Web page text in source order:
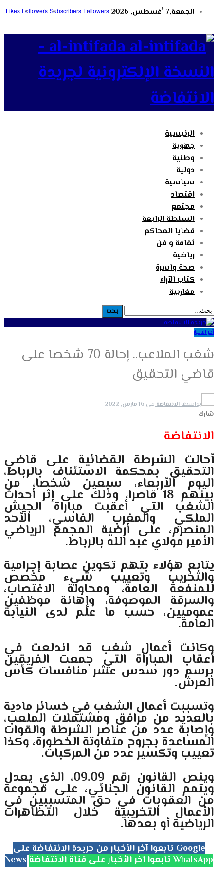
Likes Followers Subscribers Followers الجمعة,7 أغسطس, 2026
al-intifada -
النسخة الإلكترونية لجريدة
الانتفاضة
الرئيسية
جهوية
وطنية
دولية
سياسية
اقتصاد
مجتمع
السلطة الرابعة
قضايا المحاكم
ثقافة و فن
رياضية
صحة واسرة
كتاب الآراء
مغاربية
آخر الأخبار
شغب الملاعب.. إحالة 70 شخصا على
قاضي التحقيق
بواسطةالانتفاضة في 16 مارس, 2022
شارك
الانتفاضة
أحالت الشرطة القضائية على قاضي
التحقيق بمحكمة الاستئناف بالرباط،
اليوم الأربعاء، سبعين شخصا، من
بينهم 18 قاصرا، وذلك على إثر أحداث
الشغب التي أعقبت مباراة الجيش
الملكي والمغرب الفاسي، الأحد
المنصرم، على أرضية المجمع الرياضي
الأمير مولاي عبد الله بالرباط.
يتابع هؤلاء بتهم تكوين عصابة إجرامية
والتخريب وتعييب شيء مخصص
للمنفعة العامة، ومحاولة الاغتصاب،
والسرقة الموصوفة، وإهانة موظفين
عموميين، حسب ما علم لدى النيابة
العامة.
وكانت أعمال شغب قد اندلعت في
أعقاب المباراة التي جمعت الفريقين
برسم دور سدس عشر منافسات كأس
العرش.
وتسببت أعمال الشغب في خسائر مادية
بالعديد من مرافق ومشتملات الملعب،
وإصابة عدد من عناصر الشرطة والقوات
المساعدة بجروح متفاوتة الخطورة، وكذا
تعييب وتكسير عدد من المركبات.
وينص القانون رقم 09.09، الذي يعدل
ويتمم القانون الجنائي، على مجموعة
من العقوبات في حق المتسببين في
الأعمال التخريبية خلال التظاهرات
الرياضية أو بعدها.
تابعوا آخر الأخبار من جريدة الانتفاضة على Google
News
تابعوا آخر الأخبار على قناة الانتفاضة WhatsApp